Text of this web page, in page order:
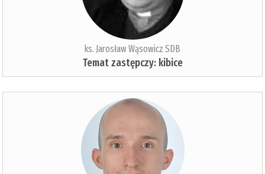
ks. Jarosław Wąsowicz SDB
Temat zastępczy: kibice